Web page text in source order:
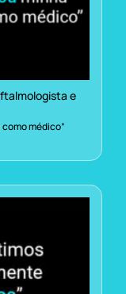
e
médico”